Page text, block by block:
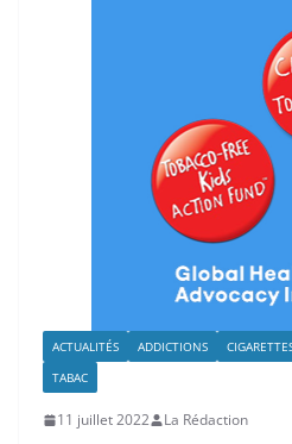
ACTUALITÉS ADDICTIONS
TABAC
11 juillet 2022 La Rédaction